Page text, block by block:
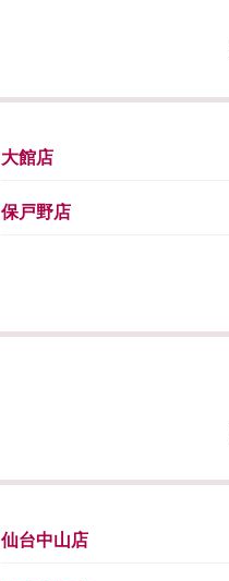
大館店
保戸野店
仙台中山店